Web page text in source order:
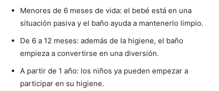
Menores de 6 meses de vida: el bebé está en una
situación pasiva y el baño ayuda a mantenerlo limpio.
De 6 a 12 meses: además de la higiene, el baño
empieza a convertirse en una diversión.
A partir de 1 año: los niños ya pueden empezar a
participar en su higiene.